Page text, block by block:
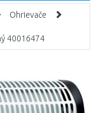
Ohrievače
40016474